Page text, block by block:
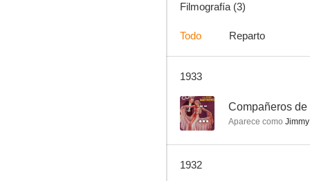
Filmografía (3)
Todo Reparto
1933
-- Compañeros de
Aparece como
1932